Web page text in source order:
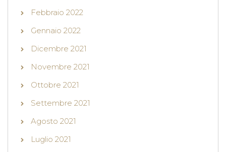
Febbraio 2022
Gennaio 2022
Dicembre 2021
Novembre 2021
Ottobre 2021
Settembre 2021
Agosto 2021
Luglio 2021